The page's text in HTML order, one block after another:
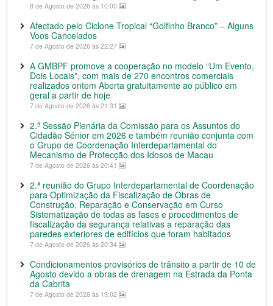
8 de Agosto de 2026 às 10:00
Afectado pelo Ciclone Tropical “Golfinho Branco” – Alguns
Voos Cancelados
7 de Agosto de 2026 às 22:27
A GMBPF promove a cooperação no modelo “Um Evento,
Dois Locais”, com mais de 270 encontros comerciais
realizados ontem Aberta gratuitamente ao público em
geral a partir de hoje
7 de Agosto de 2026 às 21:31
2.ª Sessão Plenária da Comissão para os Assuntos do
Cidadão Sénior em 2026 e também reunião conjunta com
o Grupo de Coordenação Interdepartamental do
Mecanismo de Protecção dos Idosos de Macau
7 de Agosto de 2026 às 20:41
2.ª reunião do Grupo Interdepartamental de Coordenação
para Optimização da Fiscalização de Obras de
Construção, Reparação e Conservação em Curso
Sistematização de todas as fases e procedimentos de
fiscalização da segurança relativas a reparação das
paredes exteriores de edifícios que foram habitados
7 de Agosto de 2026 às 20:34
Condicionamentos provisórios de trânsito a partir de 10 de
Agosto devido a obras de drenagem na Estrada da Ponta
da Cabrita
7 de Agosto de 2026 às 19:02